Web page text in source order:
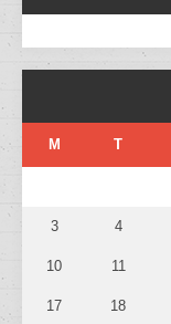
M T
3 4
10 11
17 18